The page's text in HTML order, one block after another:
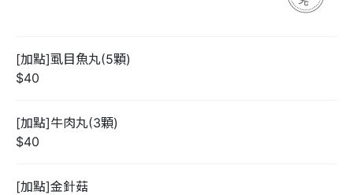
[加點]虱目魚丸(5顆)
$40
[加點]牛肉丸(3顆)
$40
[加點]金針菇